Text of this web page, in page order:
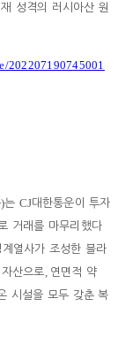
성격의 러시아산 원
202207190745001
)는 CJ대한통운이 투자
거래를 마무리했다
열사가 조성한 블라
산으로, 연면적 약
시설을 모두 갖춘 복